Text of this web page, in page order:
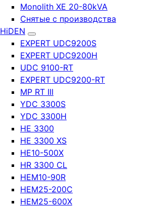
Monolith XE 20-80kVA
Снятые с производства
HiDEN
EXPERT UDC9200S
EXPERT UDC9200H
UDC 9100-RT
EXPERT UDC9200-RT
MP RT III
YDC 3300S
YDC 3300H
HE 3300
HE 3300 XS
HE10-500X
HR 3300 CL
HEM10-90R
HEM25-200C
HEM25-600X